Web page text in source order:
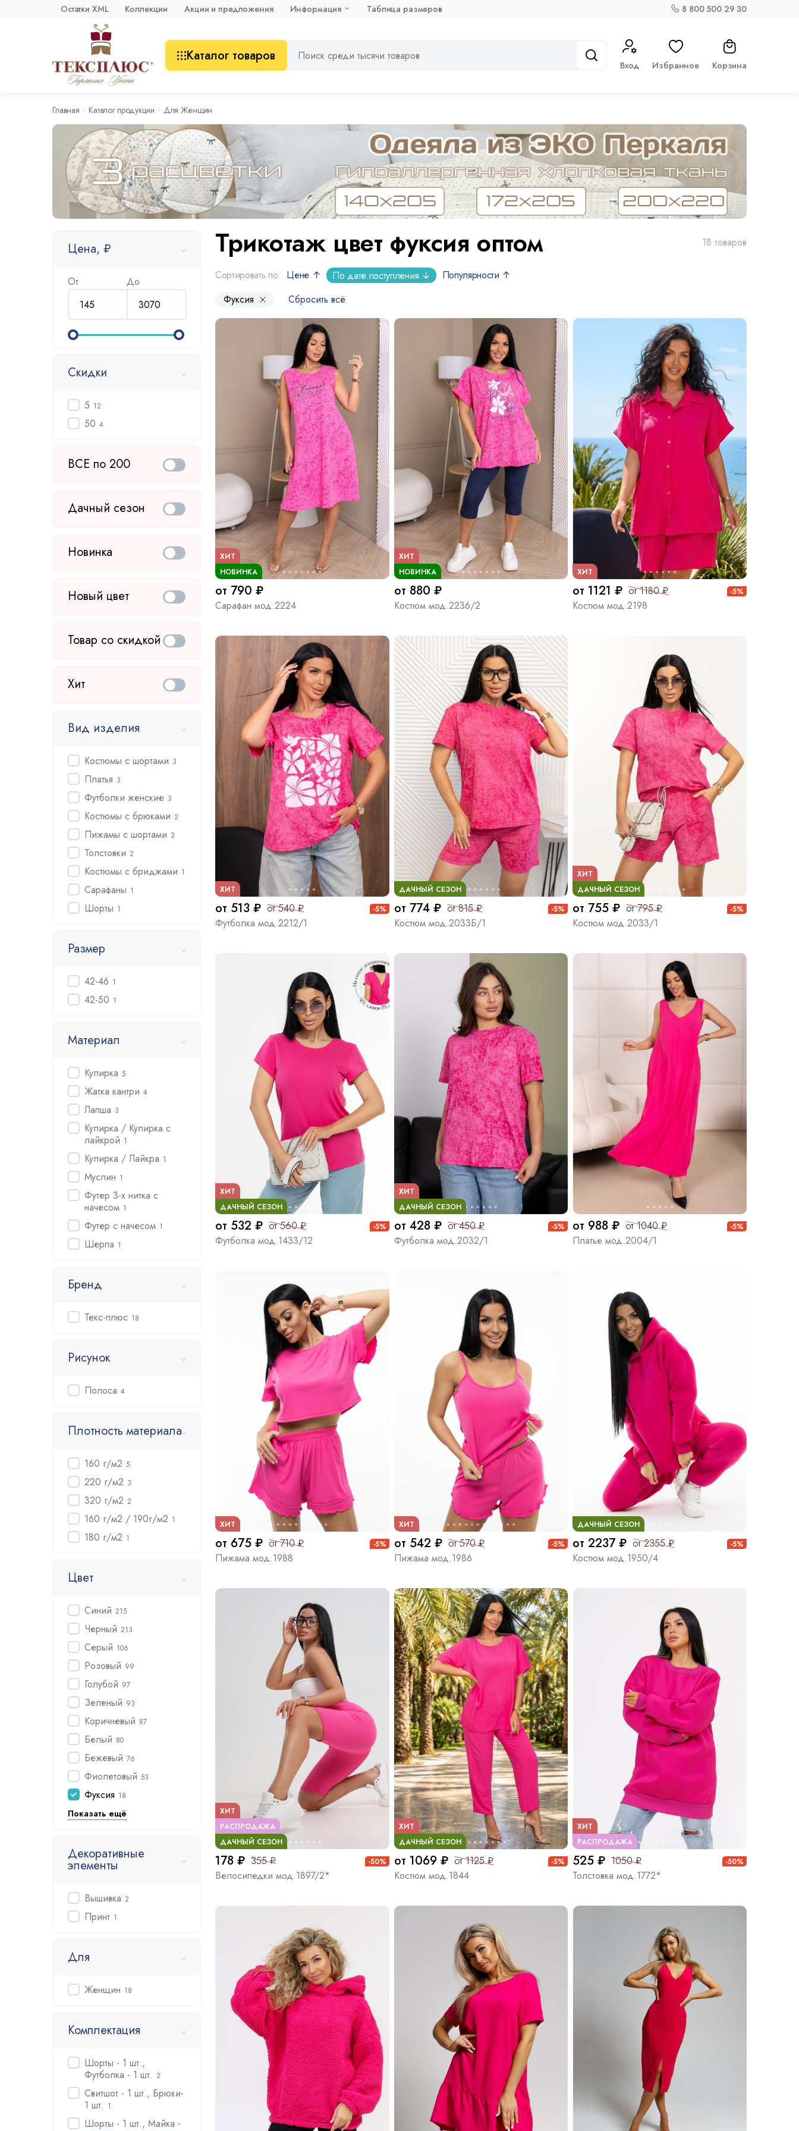
Остатки XML Коллекции Акции и предложения Информация Таблица размеров 8 800 500 29 30
Каталог товаров
Вход Избранное Корзина
Главная Каталог продукции Для Женщин
Цена, ₽
От До
Скидки
5 12
50 4
ВСЕ по 200
Дачный сезон
Новинка
Новый цвет
Товар со скидкой
Хит
Вид изделия
Костюмы с шортами 3
Платья 3
Футболки женские 3
Костюмы с брюками 2
Пижамы с шортами 2
Толстовки 2
Костюмы с бриджами 1
Сарафаны 1
Шорты 1
Размер
42-46 1
42-50 1
Материал
Кулирка 5
Жатка кантри 4
Лапша 3
Кулирка / Кулирка с
лайкрой 1
Кулирка / Лайкра 1
Муслин 1
Футер 3-х нитка с
начесом 1
Футер с начесом 1
Шерпа 1
Бренд
Текс-плюс 18
Рисунок
Полоса 4
Плотность материала
160 г/м2 5
220 г/м2 3
320 г/м2 2
160 г/м2 / 190г/м2 1
180 г/м2 1
Цвет
Синий 215
Черный 213
Серый 106
Розовый 99
Голубой 97
Зеленый 93
Коричневый 87
Белый 80
Бежевый 76
Фиолетовый 53
Фуксия 18
Показать ещё
Декоративные
элементы
Вышивка 2
Принт 1
Для
Женщин 18
Комплектация
Шорты - 1 шт.,
Футболка - 1 шт. 2
Свитшот - 1 шт., Брюки-
1 шт. 1
Шорты - 1 шт., Майка -
Трикотаж цвет фуксия оптом 18 товаров
Сортировать по: Цене ↑ По дате поступления ↓
Популярности ↑
Фуксия
Сбросить всё
ХИТ
НОВИНКА
от 790 ₽
Сарафан мод.2224
ХИТ
НОВИНКА
от 880 ₽
Костюм мод.2236/2
ХИТ
от 1121 ₽ от 1180 ₽ -5%
Костюм мод.2198
ХИТ
от 513 ₽ от 540 ₽ -5%
Футболка мод.2212/1
ДАЧНЫЙ СЕЗОН
от 774 ₽ от 815 ₽ -5%
Костюм мод.2033Б/1
ДАЧНЫЙ СЕЗОН
ХИТ
от 755 ₽ от 795 ₽ -5%
Костюм мод.2033/1
ДАЧНЫЙ СЕЗОН
ХИТ
от 532 ₽ от 560 ₽ -5%
Футболка мод.1433/12
ДАЧНЫЙ СЕЗОН
ХИТ
от 428 ₽ от 450 ₽ -5%
Футболка мод.2032/1
от 988 ₽ от 1040 ₽ -5%
Платье мод.2004/1
ХИТ
от 675 ₽ от 710 ₽ -5%
Пижама мод.1988
ХИТ
от 542 ₽ от 570 ₽ -5%
Пижама мод.1986
ДАЧНЫЙ СЕЗОН
от 2237 ₽ от 2355 ₽ -5%
Костюм мод.1950/4
РАСПРОДАЖА
ДАЧНЫЙ СЕЗОН
ХИТ
178 ₽ 355 ₽ -50%
Велосипедки мод.1897/2*
ДАЧНЫЙ СЕЗОН
ХИТ
от 1069 ₽ от 1125 ₽ -5%
Костюм мод.1844
РАСПРОДАЖА
ХИТ
525 ₽ 1050 ₽ -50%
Толстовка мод.1772*